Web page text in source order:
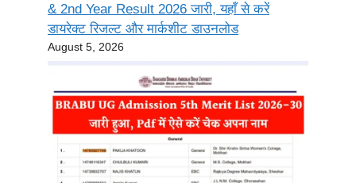
& 2nd Year Result 2026 जारी, यहाँ से करें
डायरेक्ट रिजल्ट और मार्कशीट डाउनलोड
August 5, 2026